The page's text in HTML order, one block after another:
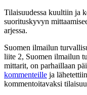
Tilaisuudessa kuultiin ja
suorituskyvyn
arjessa.
Suomen ilmailun
liite 2, Suomen ilmailun
mittarit, on parhaillaan
kommenteille ja
kommentoitavaksi